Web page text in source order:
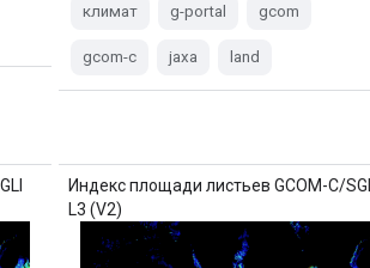
климат g-portal gcom
gcom-c jaxa land
Индекс площади листьев GCOM-C/
L3 (V2)